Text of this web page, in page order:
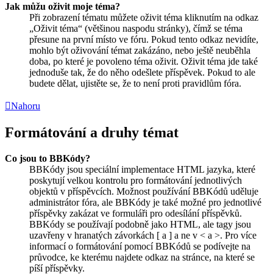
Jak můžu oživit moje téma?
Při zobrazení tématu můžete oživit téma kliknutím na odkaz
„Oživit téma“ (většinou naspodu stránky), čímž se téma
přesune na první místo ve fóru. Pokud tento odkaz nevidíte,
mohlo být oživování témat zakázáno, nebo ještě neuběhla
doba, po které je povoleno téma oživit. Oživit téma jde také
jednoduše tak, že do něho odešlete příspěvek. Pokud to ale
budete dělat, ujistěte se, že to není proti pravidlům fóra.
Nahoru
Formátování a druhy témat
Co jsou to BBKódy?
BBKódy jsou speciální implementace HTML jazyka, které
poskytují velkou kontrolu pro formátování jednotlivých
objektů v příspěvcích. Možnost používání BBKódů uděluje
administrátor fóra, ale BBKódy je také možné pro jednotlivé
příspěvky zakázat ve formuláři pro odesílání příspěvků.
BBKódy se používají podobně jako HTML, ale tagy jsou
uzavřeny v hranatých závorkách [ a ] a ne v < a >. Pro více
informací o formátování pomocí BBKódů se podívejte na
průvodce, ke kterému najdete odkaz na stránce, na které se
píší příspěvky.